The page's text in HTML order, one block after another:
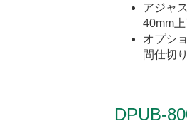
アジャ
40mm
オプシ
間仕切
DPUB-